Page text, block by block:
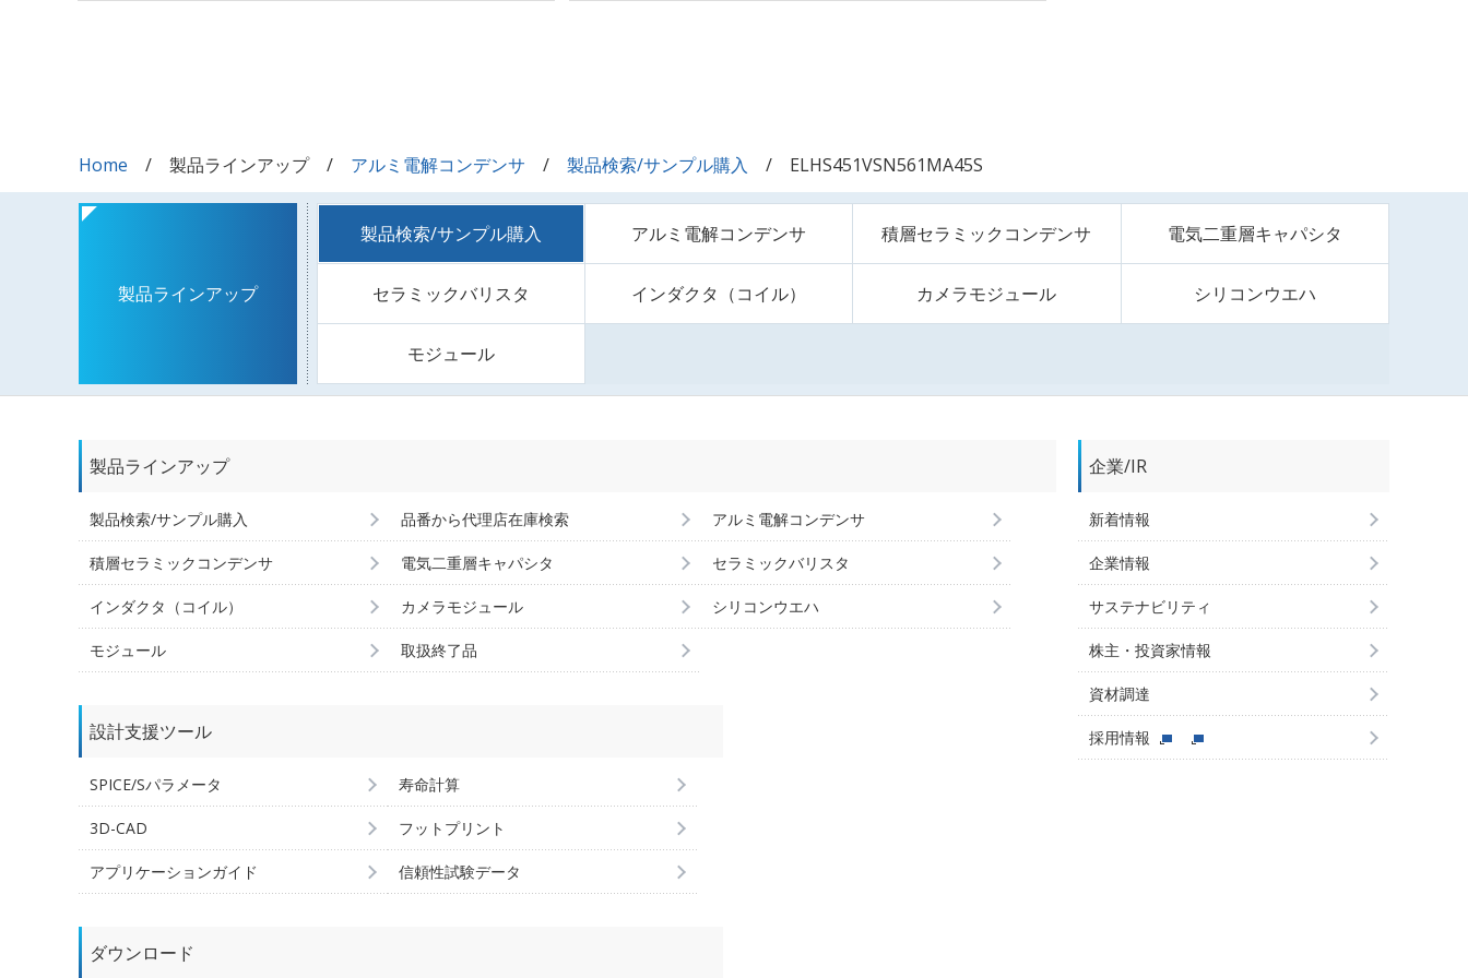
Home 製品ラインアップ アルミ電解コンデンサ 製品検索/サンプル購入 ELHS451VSN561MA45S
製品ラインアップ
製品検索/サンプル購入 アルミ電解コンデンサ 積層セラミックコンデンサ 電気二重層キャパシタ
セラミックバリスタ インダクタ（コイル） カメラモジュール シリコンウエハ
モジュール
製品ラインアップ
製品検索/サンプル購入 品番から代理店在庫検索 アルミ電解コンデンサ
積層セラミックコンデンサ 電気二重層キャパシタ セラミックバリスタ
インダクタ（コイル） カメラモジュール シリコンウエハ
モジュール 取扱終了品
設計支援ツール
SPICE/Sパラメータ 寿命計算
3D-CAD フットプリント
アプリケーションガイド 信頼性試験データ
ダウンロード
企業/IR
新着情報
企業情報
サステナビリティ
株主・投資家情報
資材調達
採用情報